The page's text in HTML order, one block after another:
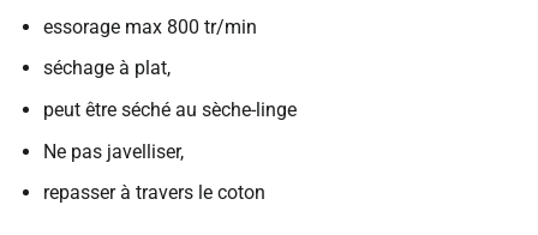
essorage max 800 tr/min
séchage à plat,
peut être séché au sèche-linge
Ne pas javelliser,
repasser à travers le coton